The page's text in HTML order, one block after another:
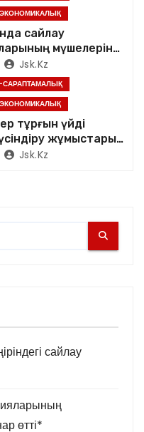
сайлау
мүшелеріне
өтті*
Jsk.kz
САРАПТАМАЛЫҚ
тұрғын үйді
жұмыстарын
Jsk.kz
сайлау
өтті*